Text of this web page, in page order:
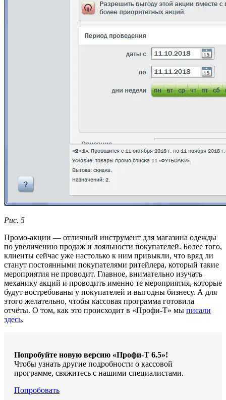
Рис. 5
Промо-акции — отличный инструмент для магазина одежды
по увеличению продаж и лояльности покупателей. Более того,
клиенты сейчас уже настолько к ним привыкли, что вряд ли
станут постоянными покупателями ритейлера, который такие
мероприятия не проводит. Главное, внимательно изучать
механику акций и проводить именно те мероприятия, которые
будут востребованы у покупателей и выгодны бизнесу. А для
этого желательно, чтобы кассовая программа готовила
отчёты. О том, как это происходит в «Профи-Т» мы писали
здесь.
Попробуйте новую версию «Профи-Т 6.5»!
Чтобы узнать другие подробности о кассовой
программе, свяжитесь с нашими специалистами.
Попробовать